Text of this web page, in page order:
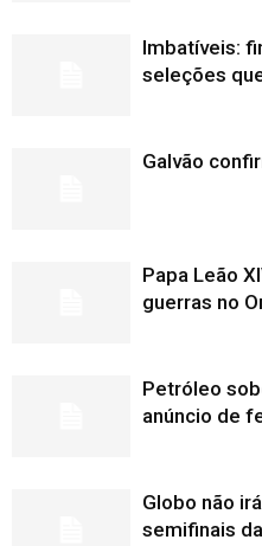
Imbatíveis:
seleções
Galvão
Papa Leão
guerras no
Petróleo
anúncio de
Globo não
semifinais